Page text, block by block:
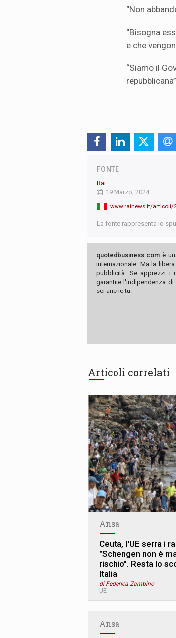
“Non
“Bisogna
e che
“Siamo il
repubblicana”.
FONTE
Rai
19 Marzo, 2024
La fonte rappresenta lo
quotedbusiness.com è
internazionale. Ma la
pubblicità. Se apprezzi i
garantire l'indipendenza
sei anche tu.
Articoli correlati
Ansa
Ceuta, l'UE serra i
"Schengen non è
rischio". Resta lo
Italia
di Federica Zambino
UE
Ansa